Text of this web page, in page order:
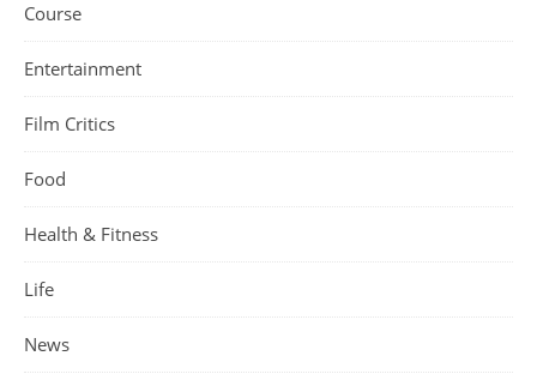
Course
Entertainment
Film Critics
Food
Health & Fitness
Life
News